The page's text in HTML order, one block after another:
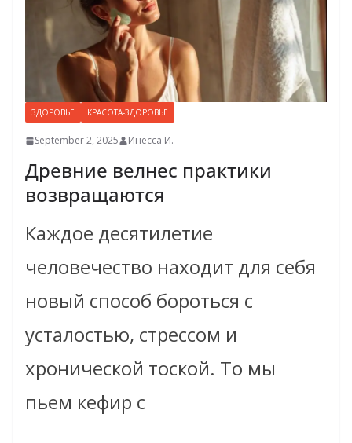
ЗДОРОВЬЕ КРАСОТА-ЗДОРОВЬЕ
September 2, 2025 Инесса И.
Древние велнес практики
возвращаются
Каждое десятилетие
человечество находит для себя
новый способ бороться с
усталостью, стрессом и
хронической тоской. То мы
пьем кефир с